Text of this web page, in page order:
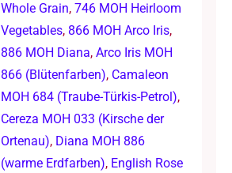
Whole Grain, 746 MOH Heirloom
Vegetables, 866 MOH Arco Iris,
886 MOH Diana, Arco Iris MOH
866 (Blütenfarben), Camaleon
MOH 684 (Traube-Türkis-Petrol),
Cereza MOH 033 (Kirsche der
Ortenau), Diana MOH 886
(warme Erdfarben), English Rose